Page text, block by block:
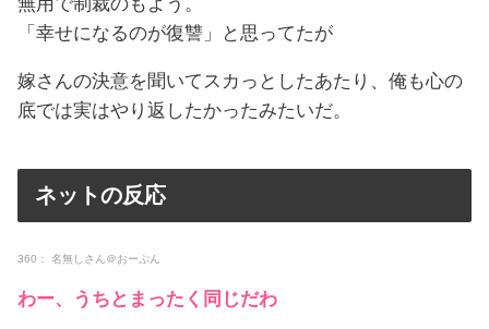
「幸せになるのが復讐」と思ってたが
嫁さんの決意を聞いてスカっとしたあたり、俺も心の
底では実はやり返したかったみたいだ。
ネットの反応
360： 名無しさん＠おーぷん
わー、うちとまったく同じだわ